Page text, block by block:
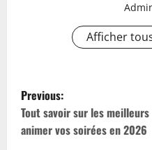
Afficher
P
o
Previous:
Tout savoir sur les
animer vos soirées en 2026